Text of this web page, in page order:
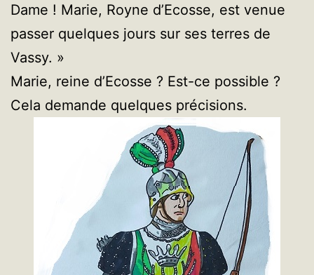
Dame ! Marie, Royne d’Ecosse, est venue
passer quelques jours sur ses terres de
Vassy. »
Marie, reine d’Ecosse ? Est-ce possible ?
Cela demande quelques précisions.